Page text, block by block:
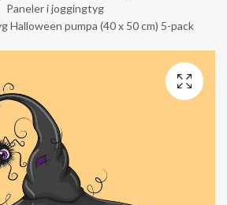
Paneler i joggingtyg
Halloween pumpa (40 x 50 cm) 5-pack